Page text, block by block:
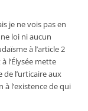
je ne vois pas en
loi ni aucun
à l’article 2
l’Élysée mette
de l’urticaire aux
à l’existence de qui